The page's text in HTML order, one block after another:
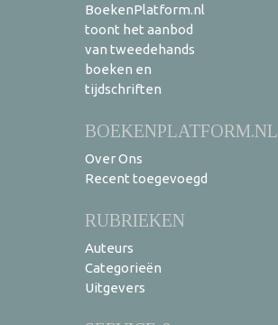
BoekenPlatform.nl
toont het aanbod
van tweedehands
boeken en
tijdschriften
BOEKENPLATFORM.NL
Over Ons
Recent toegevoegd
RUBRIEKEN
Auteurs
Categorieën
Uitgevers